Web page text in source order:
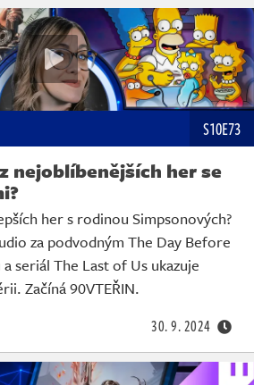
S10E73
nejoblíbenějších her se
her s rodinou Simpsonových?
za podvodným The Day Before
seriál The Last of Us ukazuje
Začíná 90VTEŘIN.
30. 9. 2024